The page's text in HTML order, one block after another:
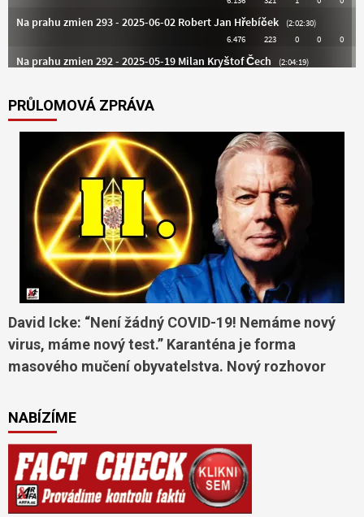
PRŮLOMOVÁ ZPRÁVA
David Icke: “Není žádný COVID-19! Nemáme nový
virus, máme nový test.” Karanténa je forma
masového mučení obyvatelstva. Nový rozhovor
NABÍZÍME